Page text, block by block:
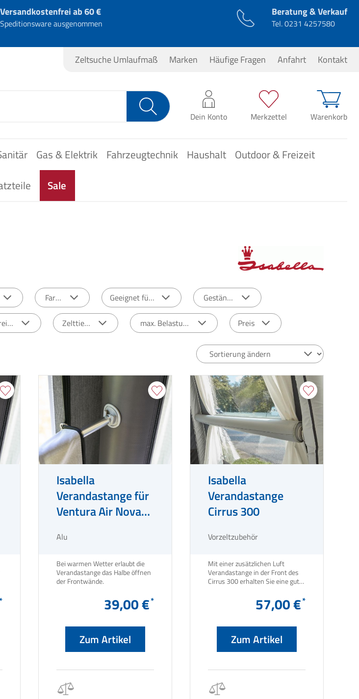
Versandkostenfrei ab 60 €
Speditionsware ausgenommen
Beratung & Verkauf
Tel.0231 4257580
Zeltsuche Umlaufmaß Marken Häufige Fragen Anfahrt Kontakt
Dein Konto Merkzettel Warenkorb
0,00 €*
Gas & Elektrik Fahrzeugtechnik Haushalt
Outdoor & Freizeit
Sale
Farbe Geeignet für: Gestänge
Zelttiefe max. Belastung Preis
Isabella
Verandastange für
Ventura Air Nova
Lux 260
Alu
Bei warmen Wetter erlaubt die
Verandastange das Halbe öffnen
39,00 €
Zum Artikel
Isabella
Verandastange
Cirrus 300
Vorzeltzubehör
Mit einer zusätzlichen Luft
Verandastange in der Front des
Cirrus 300 erhalten Sie eine gute
57,00 €
Zum Artikel